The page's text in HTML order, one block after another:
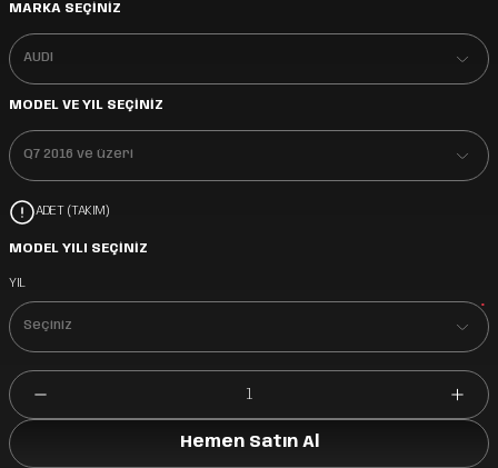
MARKA SEÇİNİZ
MODEL VE YIL SEÇİNİZ
ADET (TAKIM)
MODEL YILI SEÇİNİZ
YIL
*
Hemen Satın Al